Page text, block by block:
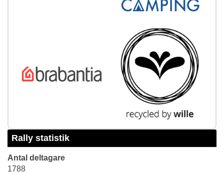
Rally statistik
Antal deltagare
1788